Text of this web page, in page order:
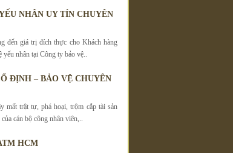
NHÂN UY TÍN CHUYÊN
đến giá trị đích thực cho Khách hàng
nhân tại Công ty bảo vệ..
ĐỊNH – BẢO VỆ CHUYÊN
mất trật tự, phá hoại, trộm cắp tài sản
cán bộ công nhân viên,..
HCM